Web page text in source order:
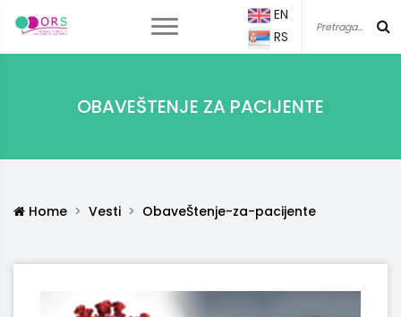
EN
RS
OBAVEŠTENJE ZA PACIJENTE
Home Vesti ObaveŠtenje-za-pacijente